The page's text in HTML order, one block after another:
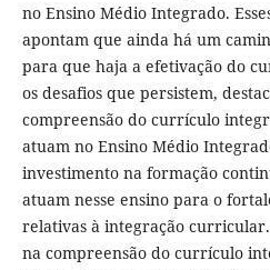
no Ensino Médio Integrado.
apontam que ainda há um
para que haja a efetivação do
os desafios que persistem,
compreensão do currículo
atuam no Ensino Médio
investimento na formação
atuam nesse ensino para o
relativas à integração
na compreensão do currículo